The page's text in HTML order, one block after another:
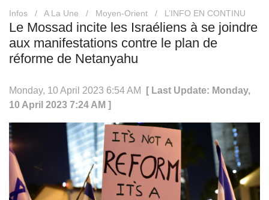
Infos / A La Une / Moyen-Orient / L’INFO EN CONTINU
Le Mossad incite les Israéliens à se joindre
aux manifestations contre le plan de
réforme de Netanyahu
Monday, 10 April 2023 6:54 AM
[ Last Update: Monday,
10 April 2023 7:24 AM ]